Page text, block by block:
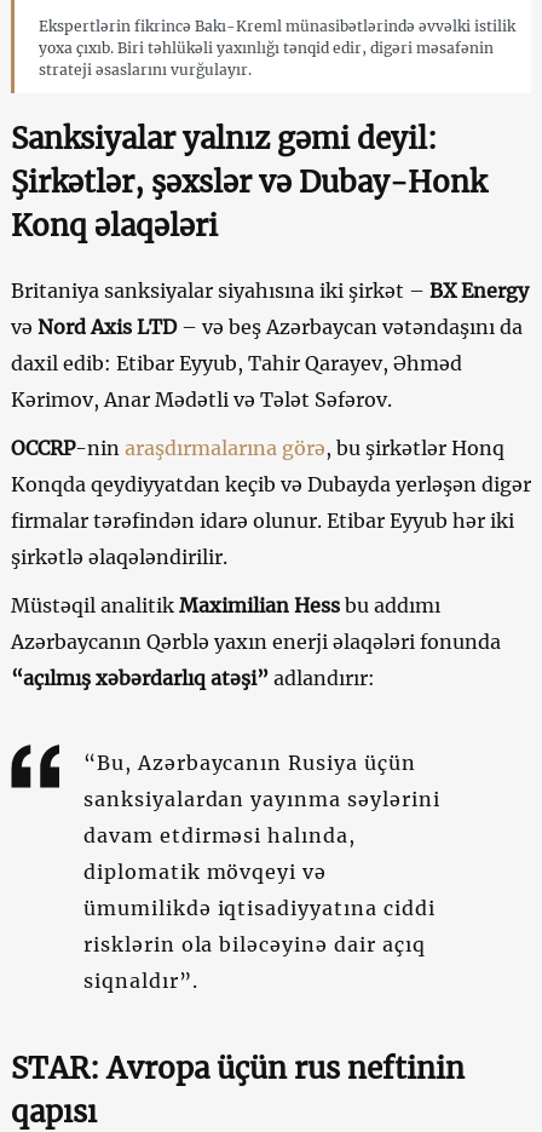
Ekspertlərin fikrincə Bakı-Kreml münasibətlərində əvvəlki istilik
yoxa çıxıb. Biri təhlükəli yaxınlığı tənqid edir, digəri məsafənin
strateji əsaslarını vurğulayır.
Sanksiyalar yalnız gəmi deyil:
Şirkətlər, şəxslər və Dubay-Honk
Konq əlaqələri
Britaniya sanksiyalar siyahısına iki şirkət – BX Energy
və Nord Axis LTD– və beş Azərbaycan vətəndaşını da
daxil edib: Etibar Eyyub, Tahir Qarayev, Əhməd
Kərimov, Anar Mədətli və Tələt Səfərov.
OCCRP-nin araşdırmalarına görə, bu şirkətlər Honq
Konqda qeydiyyatdan keçib və Dubayda yerləşən digər
firmalar tərəfindən idarə olunur. Etibar Eyyub hər iki
şirkətlə əlaqələndirilir.
Müstəqil analitik Maximilian Hessbu addımı
Azərbaycanın Qərblə yaxın enerji əlaqələri fonunda
“açılmış xəbərdarlıq atəşi”adlandırır:
“Bu, Azərbaycanın Rusiya üçün
sanksiyalardan yayınma səylərini
davam etdirməsi halında,
diplomatik mövqeyi və
ümumilikdə iqtisadiyyatına ciddi
risklərin ola biləcəyinə dair açıq
siqnaldır”.
STAR: Avropa üçün rus neftinin
qapısı